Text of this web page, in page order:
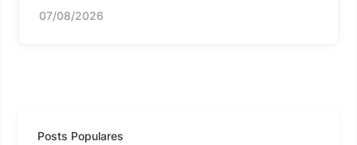
07/08/2026
Posts Populares